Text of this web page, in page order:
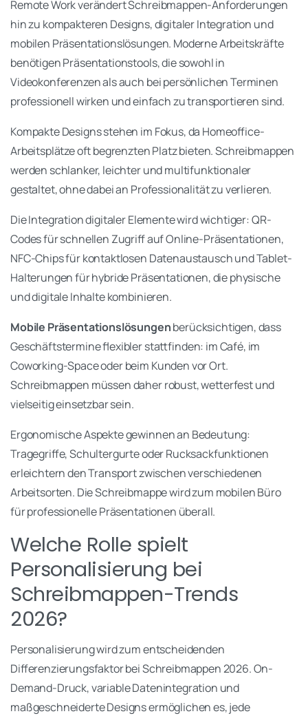
Remote Work verändert Schreibmappen-Anforderungen
hin zu kompakteren Designs, digitaler Integration und
mobilen Präsentationslösungen. Moderne Arbeitskräfte
benötigen Präsentationstools, die sowohl in
Videokonferenzen als auch bei persönlichen Terminen
professionell wirken und einfach zu transportieren sind.
Kompakte Designs stehen im Fokus, da Homeoffice-
Arbeitsplätze oft begrenzten Platz bieten. Schreibmappen
werden schlanker, leichter und multifunktionaler
gestaltet, ohne dabei an Professionalität zu verlieren.
Die Integration digitaler Elemente wird wichtiger: QR-
Codes für schnellen Zugriff auf Online-Präsentationen,
NFC-Chips für kontaktlosen Datenaustausch und Tablet-
Halterungen für hybride Präsentationen, die physische
und digitale Inhalte kombinieren.
Mobile Präsentationslösungenberücksichtigen, dass
Geschäftstermine flexibler stattfinden: im Café, im
Coworking-Space oder beim Kunden vor Ort.
Schreibmappen müssen daher robust, wetterfest und
vielseitig einsetzbar sein.
Ergonomische Aspekte gewinnen an Bedeutung:
Tragegriffe, Schultergurte oder Rucksackfunktionen
erleichtern den Transport zwischen verschiedenen
Arbeitsorten. Die Schreibmappe wird zum mobilen Büro
für professionelle Präsentationen überall.
Welche Rolle spielt
Personalisierung bei
Schreibmappen-Trends
2026?
Personalisierung wird zum entscheidenden
Differenzierungsfaktor bei Schreibmappen 2026. On-
Demand-Druck, variable Datenintegration und
maßgeschneiderte Designs ermöglichen es, jede